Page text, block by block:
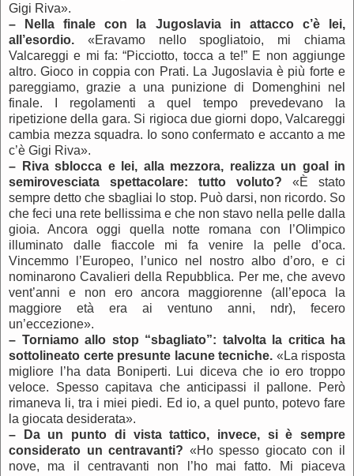
Gigi Riva».
–
Nella finale con la Jugoslavia in attacco c’è lei,
all’esordio. «Eravamo nello spogliatoio, mi chiama
Valcareggi e mi fa: “Picciotto, tocca a te!” E non aggiunge
altro. Gioco in coppia con Prati. La Jugoslavia è più forte e
pareggiamo, grazie a una punizione di Domenghini nel
finale. I regolamenti a quel tempo prevedevano la
ripetizione della gara. Si rigioca due giorni dopo, Valcareggi
cambia mezza squadra. Io sono confermato e accanto a me
c’è Gigi Riva».
–
Riva sblocca e lei, alla mezzora, realizza un goal in
semirovesciata spettacolare: tutto voluto? «È stato
sempre detto che sbagliai lo stop. Può darsi, non ricordo. So
che feci una rete bellissima e che non stavo nella pelle dalla
gioia. Ancora oggi quella notte romana con l’Olimpico
illuminato dalle fiaccole mi fa venire la pelle d’oca.
Vincemmo l’Europeo, l’unico nel nostro albo d’oro, e ci
nominarono Cavalieri della Repubblica. Per me, che avevo
vent’anni e non ero ancora maggiorenne (all’epoca la
maggiore età era ai ventuno anni, ndr), fecero
un’eccezione».
– Torniamo allo stop “sbagliato”: talvolta la critica ha
sottolineato certe presunte lacune tecniche. «La risposta
migliore l’ha data Boniperti. Lui diceva che io ero troppo
veloce. Spesso capitava che anticipassi il pallone. Però
rimaneva li, tra i miei piedi. Ed io, a quel punto, potevo fare
la giocata desiderata».
–
Da un punto di vista tattico, invece, si è sempre
considerato un centravanti? «Ho spesso giocato con il
nove, ma il centravanti non l’ho mai fatto. Mi piaceva